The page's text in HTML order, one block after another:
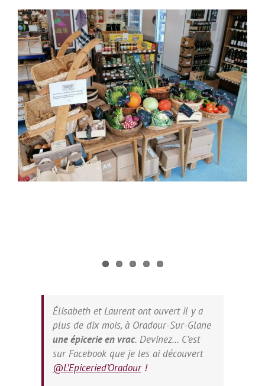
Voir
l'image
agrandie
Élisabeth et Laurent ont ouvert il y a
plus de dix mois, à Oradour-Sur-Glane
une épicerie en vrac. Devinez… C’est
sur Facebook que je les ai découvert
@L’Epiceried’Oradour!